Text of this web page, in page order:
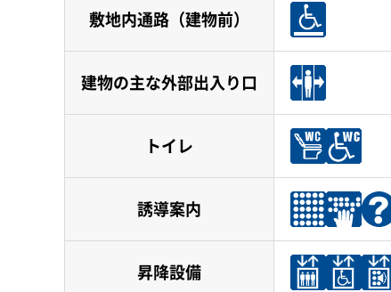
敷地内通路（建物前）
建物の主な外部出入り口
トイレ
誘導案内
昇降設備